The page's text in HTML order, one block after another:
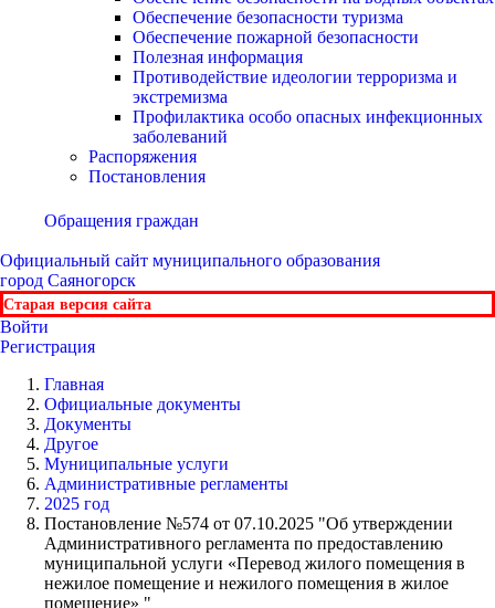
Обеспечение безопасности туризма
Обеспечение пожарной безопасности
Полезная информация
Противодействие идеологии терроризма и
экстремизма
Профилактика особо опасных инфекционных
заболеваний
Распоряжения
Постановления
Обращения граждан
Официальный сайт муниципального образования
город Саяногорск
Старая версия сайта
Войти
Регистрация
Главная
Официальные документы
Документы
Другое
Муниципальные услуги
Административные регламенты
2025 год
Постановление №574 от 07.10.2025 "Об утверждении
Административного регламента по предоставлению
муниципальной услуги «Перевод жилого помещения в
нежилое помещение и нежилого помещения в жилое
помещение» "